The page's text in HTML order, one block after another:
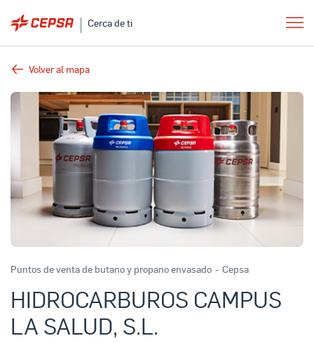
Cerca de ti
Volver al mapa
Puntos de venta de butano y propano envasado - Cepsa
HIDROCARBUROS CAMPUS
LA SALUD, S.L.